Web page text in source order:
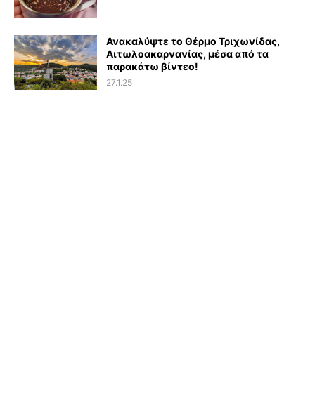
Ανακαλύψτε το Θέρμο Τριχωνίδας,
Αιτωλοακαρνανίας, μέσα από τα
παρακάτω βίντεο!
27.1.25